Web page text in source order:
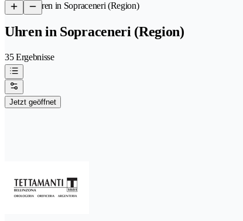
/Uhren in Sopraceneri (Region)
Uhren in Sopraceneri (Region)
35 Ergebnisse
Jetzt geöffnet